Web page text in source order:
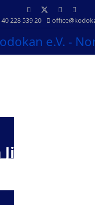
40 228 539 20
Jitsu (BJJ)